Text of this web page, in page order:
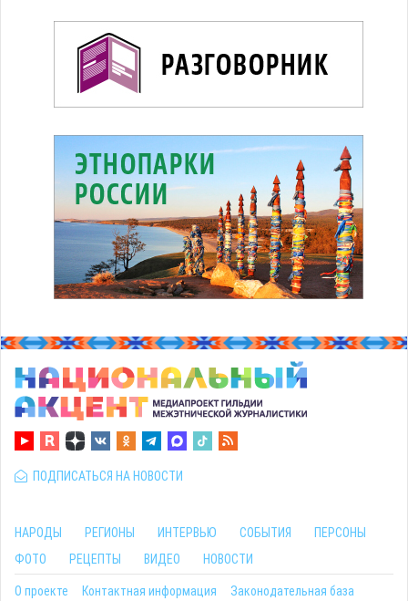
ПОДПИСАТЬСЯ НА НОВОСТИ
НАРОДЫ РЕГИОНЫ ИНТЕРВЬЮ СОБЫТИЯ
ПЕРСОНЫ
ФОТО
РЕЦЕПТЫ ВИДЕО НОВОСТИ
О проекте Контактная информация Законодательная база